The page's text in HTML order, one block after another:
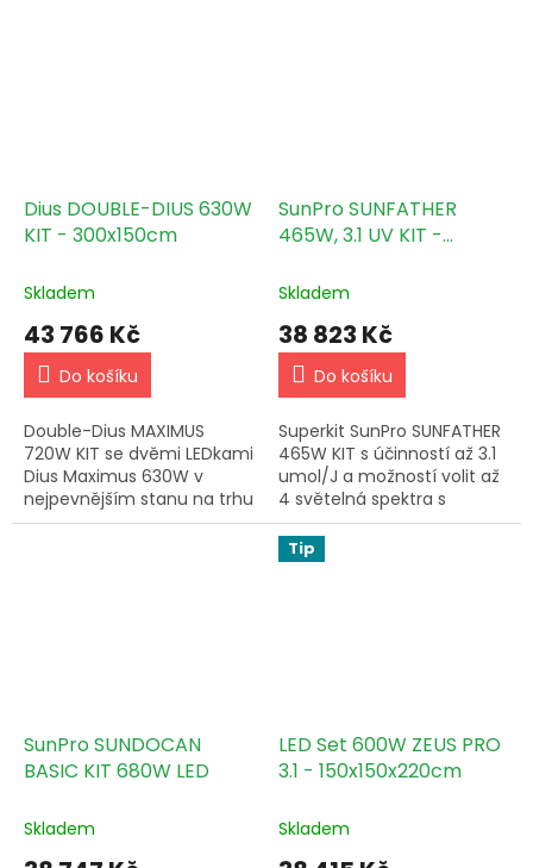
Dius DOUBLE-DIUS 630W
KIT - 300x150cm
Skladem
43 766 Kč
Do košíku
Double-Dius MAXIMUS
720W KIT se dvěmi LEDkami
Dius Maximus 630W v
nejpevnějším stanu na trhu
Climabox 300L s pevnou
SunPro SUNFATHER
465W, 3.1 UV KIT -
Skladem
38 823 Kč
Do košíku
Superkit SunPro SUNFATHER
465W KIT s účinností až 3.1
umol/J a možností volit až
4 světelná spektra s
přidaným UVA+UVB
spektrem. Nejpevnější stan
na trhu Climabox White 120
SunPro SUNDOCAN
BASIC KIT 680W LED
Skladem
Tip
LED Set 600W ZEUS PRO
3.1 - 150x150x220cm
Skladem